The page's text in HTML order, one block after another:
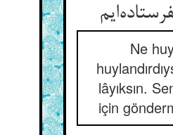
Ne
lâyıksın.
için